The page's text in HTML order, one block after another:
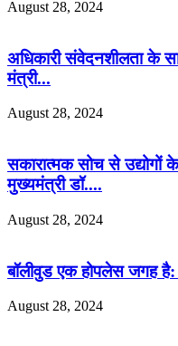
August 28, 2024
अधिकारी संवेदनशीलता के
मंत्री...
August 28, 2024
सकारात्मक सोच से उद्योगों
मुख्यमंत्री डॉ....
August 28, 2024
बॉलीवुड एक होपलेस जगह
August 28, 2024